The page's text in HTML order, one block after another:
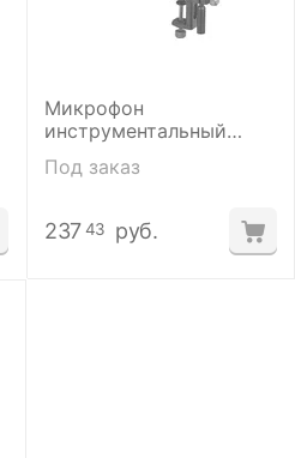
Микрофон
инструментальный
Alctron GM612
Под заказ
237 43 руб.